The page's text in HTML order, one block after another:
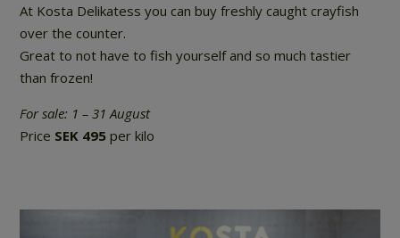
At Kosta Delikatess you can buy freshly caught crayfish
over the counter.
Great to not have to fish yourself and so much tastier
than frozen!
For sale: 1 – 31 August
Price SEK 495 per kilo